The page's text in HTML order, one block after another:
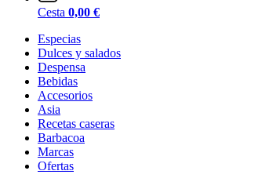
Cesta 0,00 €
Especias
Dulces y salados
Despensa
Bebidas
Accesorios
Asia
Recetas caseras
Barbacoa
Marcas
Ofertas